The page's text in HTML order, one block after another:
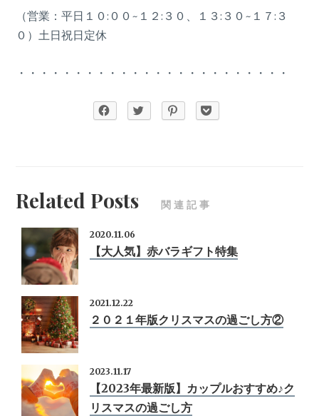
（営業：平日１０:００~１２:３０、１３:３０~１７:３
０）土日祝日定休
・・・・・・・・・・・・・・・・・・・・・・・・
Related Posts 関連記事
2020.11.06
【大人気】赤バラギフト特集
2021.12.22
２０２１年版クリスマスの過ごし方②
2023.11.17
【2023年最新版】カップルおすすめ♪ク
リスマスの過ごし方